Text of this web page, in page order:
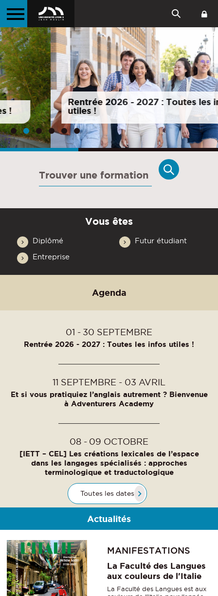
Faculté des Langues
Rentrée 2026 - 2027 : Toutes les infos
utiles !
Vous êtes
Diplômé Futur étudiant
Entreprise
Agenda
01 30 SEPTEMBRE
Rentrée 2026 - 2027 : Toutes les infos utiles !
11 SEPTEMBRE 03 AVRIL
Et si vous pratiquiez l’anglais autrement ? Bienvenue
à Adventurers Academy
08 09 OCTOBRE
[IETT – CEL] Les créations lexicales de l’espace
dans les langages spécialisés : approches
terminologique et traductologique
Toutes les dates
Actualités
MANIFESTATIONS
La Faculté des Langues
aux couleurs de l'Italie
La Faculté des Langues est aux